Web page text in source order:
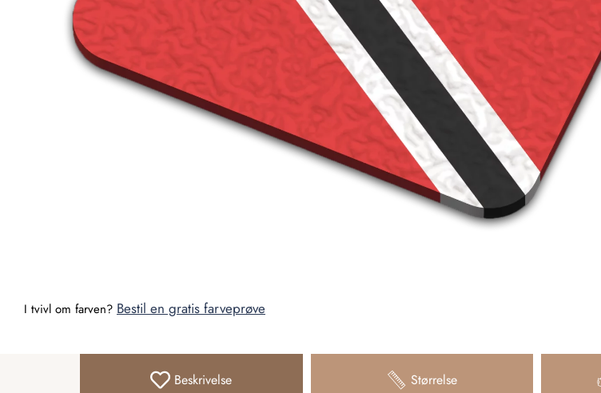
I tvivl om farven? Bestil en gratis farveprøve
Beskrivelse Størrelse